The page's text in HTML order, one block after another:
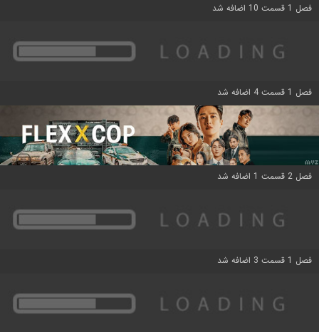
فصل 1 قسمت 10 اضافه شد
فصل 1 قسمت 4 اضافه شد
فصل 2 قسمت 1 اضافه شد
فصل 1 قسمت 3 اضافه شد